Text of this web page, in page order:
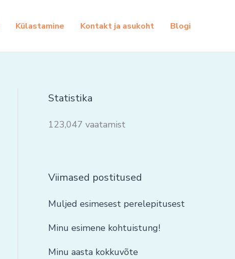
Külastamine Kontakt ja asukoht Blogi
Statistika
123,047 vaatamist
Viimased postitused
Muljed esimesest perelepitusest
Minu esimene kohtuistung!
Minu aasta kokkuvõte